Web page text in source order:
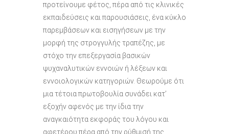
προτείνουμε φέτος, πέρα από τις κλινικές
εκπαιδεύσεις και παρουσιάσεις, ένα κύκλο
παρεμβάσεων και εισηγήσεων με την
μορφή της στρογγυλής τραπέζης, με
στόχο την επεξεργασία βασικών
ψυχαναλυτικών εννοιών ή λέξεων και
εννοιολογικών κατηγοριών. Θεωρούμε ότι
μια τέτοια πρωτοβουλία συνάδει κατ’
εξοχήν αφενός με την ίδια την
αναγκαιότητα εκφοράς του λόγου και
αφετέρου πέρα από την ρύθμισή της